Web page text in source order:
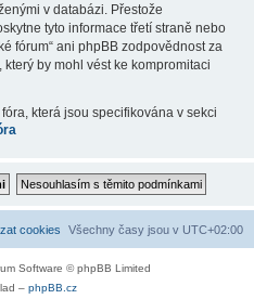
v databázi. Přestože
tyto informace třetí straně nebo
fórum“ ani phpBB zodpovědnost za
by mohl vést ke kompromitaci
která jsou specifikována v sekci
Všechny časy jsou v UTC+02:00
cookies
Software © phpBB Limited
– phpBB.cz